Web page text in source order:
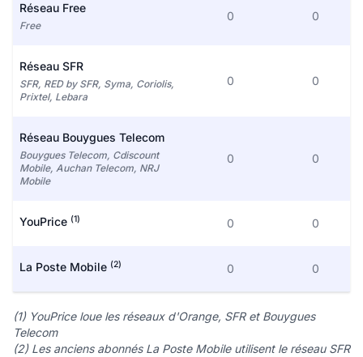
Réseau Free
Free
0 0
Réseau SFR
SFR, RED by SFR, Syma, Coriolis,
Prixtel, Lebara
0 0
Réseau Bouygues Telecom
Bouygues Telecom, Cdiscount
Mobile, Auchan Telecom, NRJ
Mobile
0 0
YouPrice (1) 0 0
La Poste Mobile (2) 0 0
(1) YouPrice loue les réseaux d'Orange, SFR et Bouygues
Telecom
(2) Les anciens abonnés La Poste Mobile utilisent le réseau SFR